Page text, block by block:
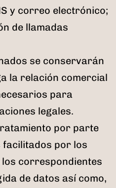
y correo electrónico;
de llamadas
se conservarán
la relación comercial
para
legales.
por parte
facilitados por los
correspondientes
de datos así como,